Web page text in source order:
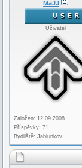
MaJJ
Uživatel
Založen: 12.09.2008
Příspěvky: 71
Bydliště: Jablunkov